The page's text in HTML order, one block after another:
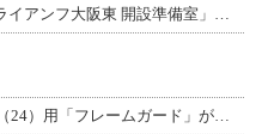
【トライアンフ】関西最大規模「トライアンフ大阪東 開設準備室」がオープン！ 限定
マジカルレーシングから MT-09／SP（24）用「フレームガード」が登場！